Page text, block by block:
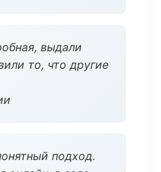
выдали
то, что другие
подход.